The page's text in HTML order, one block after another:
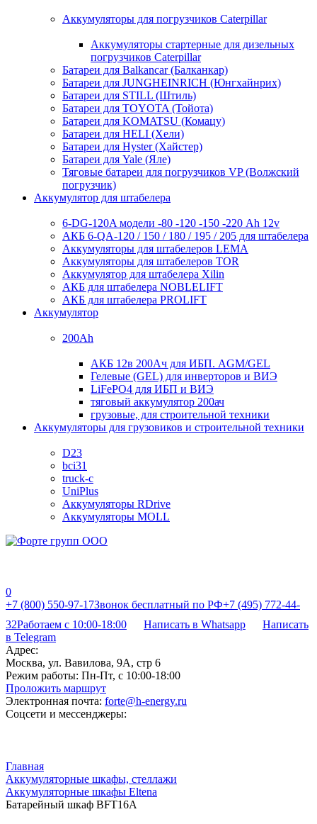
Аккумуляторы для погрузчиков Caterpillar
Аккумуляторы стартерные для дизельных
погрузчиков Caterpillar
Батареи для Balkancar (Балканкар)
Батареи для JUNGHEINRICH (Юнгхайнрих)
Батареи для STILL (Штиль)
Батареи для TOYOTA (Тойота)
Батареи для KOMATSU (Комацу)
Батареи для HELI (Хели)
Батареи для Hyster (Хайстер)
Батареи для Yale (Яле)
Тяговые батареи для погрузчиков VP (Волжский
погрузчик)
Аккумулятор для штабелера
6-DG-120A модели -80 -120 -150 -220 Ah 12v
АКБ 6-QA-120 / 150 / 180 / 195 / 205 для штабелера
Аккумуляторы для штабелеров LEMA
Аккумуляторы для штабелеров TOR
Аккумулятор для штабелера Xilin
АКБ для штабелера NOBLELIFT
АКБ для штабелера PROLIFT
Аккумулятор
200Ah
АКБ 12в 200Ач для ИБП. AGM/GEL
Гелевые (GEL) для инверторов и ВИЭ
LiFePO4 для ИБП и ВИЭ
тяговый аккумулятор 200ач
грузовые, для строительной техники
Аккумуляторы для грузовиков и строительной техники
D23
bci31
truck-c
UniPlus
Аккумуляторы RDrive
Аккумуляторы MOLL
0
+7 (800) 550-97-17Звонок бесплатный по РФ+7 (495) 772-44-
32Работаем с 10:00-18:00 Написать в Whatsapp
Написать
в Telegram
Адрес:
Москва, ул. Вавилова, 9А, стр 6
Режим работы: Пн-Пт, с 10:00-18:00
Проложить маршрут
Электронная почта: forte@h-energy.ru
Соцсети и мессенджеры:
Главная
Аккумуляторные шкафы, стеллажи
Аккумуляторные шкафы Eltena
Батарейный шкаф BFT16А